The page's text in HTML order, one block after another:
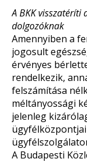
A BKK visszatéríti
dolgozóknak
Amennyiben a
jogosult
érvényes
rendelkezik,
felszámítása
méltányossági
jelenleg
A Budapesti